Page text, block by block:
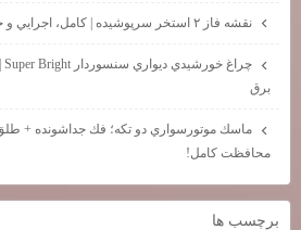
نقشه فاز ۲ استخر سرپوشيده | كامل، اجرايي و حرفه‌اي
برق
ماسك موتورسواري دو تكه؛ فك جداشونده + طلق
محافظت كامل!
برچسب ها